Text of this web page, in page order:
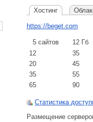
Хостинг
https://beget.com
5 сайтов 12 Гб
12 35
20
45
35
55
65
90
Статистика
Размещение